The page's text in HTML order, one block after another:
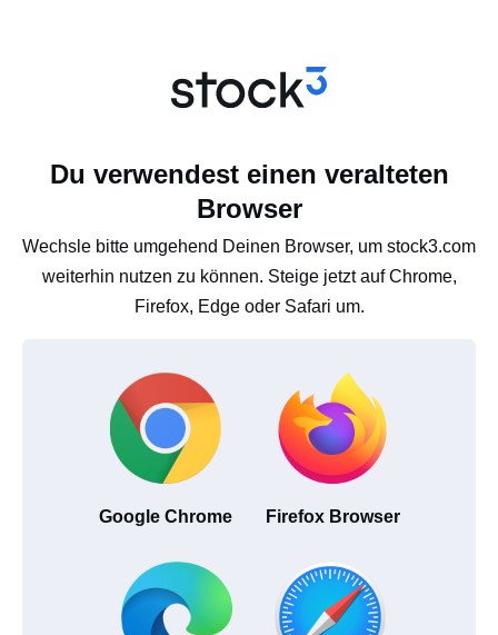
Du verwendest einen veralteten
Browser
Wechsle bitte umgehend Deinen Browser, um stock3.com
weiterhin nutzen zu können. Steige jetzt auf Chrome,
Firefox, Edge oder Safari um.
Google Chrome Firefox Browser